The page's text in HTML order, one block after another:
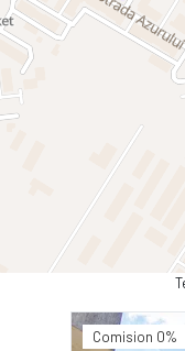
Comision 0%